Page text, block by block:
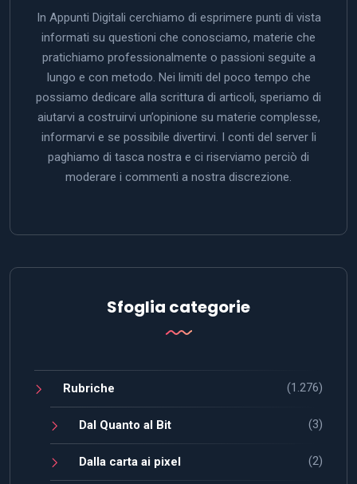
In Appunti Digitali cerchiamo di esprimere punti di vista
informati su questioni che conosciamo, materie che
pratichiamo professionalmente o passioni seguite a
lungo e con metodo. Nei limiti del poco tempo che
possiamo dedicare alla scrittura di articoli, speriamo di
aiutarvi a costruirvi un’opinione su materie complesse,
informarvi e se possibile divertirvi. I conti del server li
paghiamo di tasca nostra e ci riserviamo perciò di
moderare i commenti a nostra discrezione.
Sfoglia categorie
Rubriche (1.276)
Dal Quanto al Bit (3)
Dalla carta ai pixel (2)